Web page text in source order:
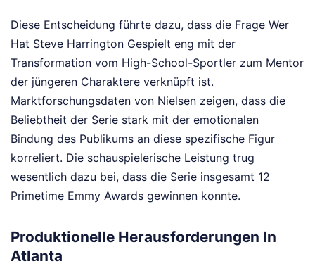
Diese Entscheidung führte dazu, dass die Frage Wer
Hat Steve Harrington Gespielt eng mit der
Transformation vom High-School-Sportler zum Mentor
der jüngeren Charaktere verknüpft ist.
Marktforschungsdaten von Nielsen zeigen, dass die
Beliebtheit der Serie stark mit der emotionalen
Bindung des Publikums an diese spezifische Figur
korreliert. Die schauspielerische Leistung trug
wesentlich dazu bei, dass die Serie insgesamt 12
Primetime Emmy Awards gewinnen konnte.
Produktionelle Herausforderungen In
Atlanta